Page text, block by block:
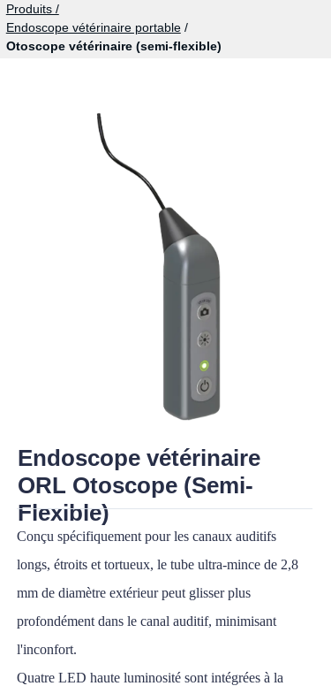
Produits /
Endoscope vétérinaire portable/
Otoscope vétérinaire (semi-flexible)
Conçu spécifiquement pour les canaux auditifs
longs, étroits et tortueux, le tube ultra-mince de 2,8
mm de diamètre extérieur peut glisser plus
profondément dans le canal auditif, minimisant
l'inconfort.
Quatre LED haute luminosité sont intégrées à la
Endoscope vétérinaire
ORL Otoscope (Semi-
Flexible)